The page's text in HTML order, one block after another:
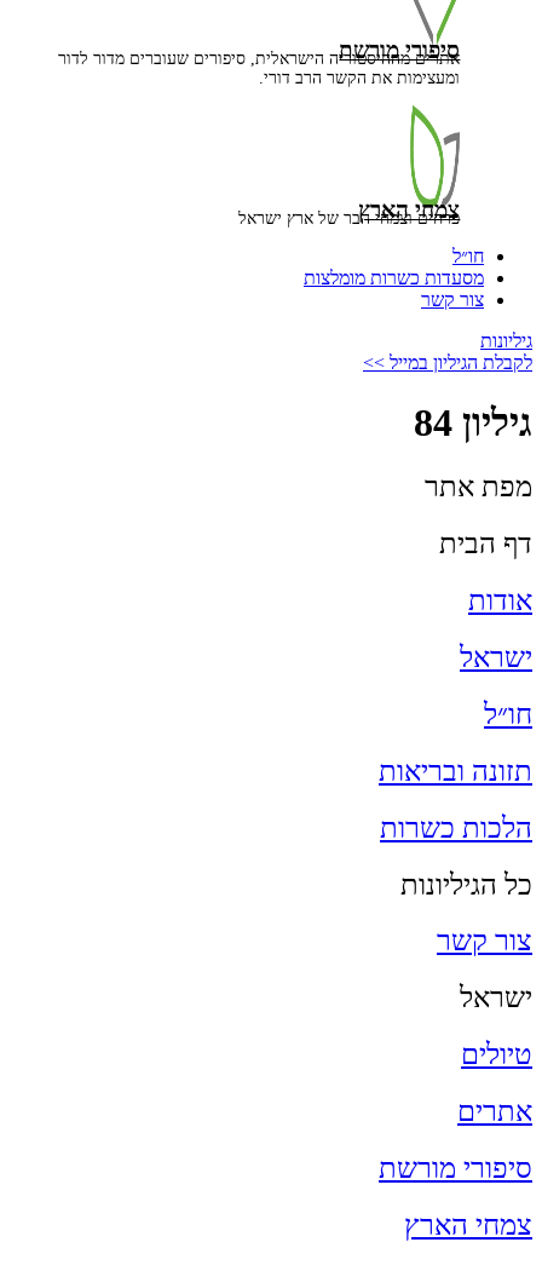
סיפורי מורשת
אתרים מההיסטוריה הישראלית, סיפורים שעוברים מדור לדור
ומעצימות את הקשר הרב דורי.
צמחי הארץ
פרחים וצמחי הבר של ארץ ישראל
חו״ל
מסעדות כשרות מומלצות
צור קשר
גיליונות
לקבלת הגיליון במייל >>
גיליון 84
מפת אתר
דף הבית
אודות
ישראל
חו״ל
תזונה ובריאות
הלכות כשרות
כל הגיליונות
צור קשר
ישראל
טיולים
אתרים
סיפורי מורשת
צמחי הארץ